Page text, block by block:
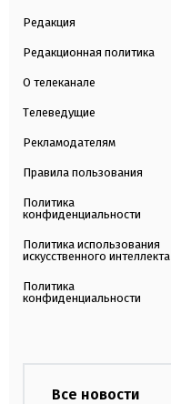
Редакция
Редакционная политика
О телеканале
Телеведущие
Рекламодателям
Правила пользования
Политика
конфиденциальности
Политика использования
искусственного интеллекта
Политика
конфиденциальности
Все новости